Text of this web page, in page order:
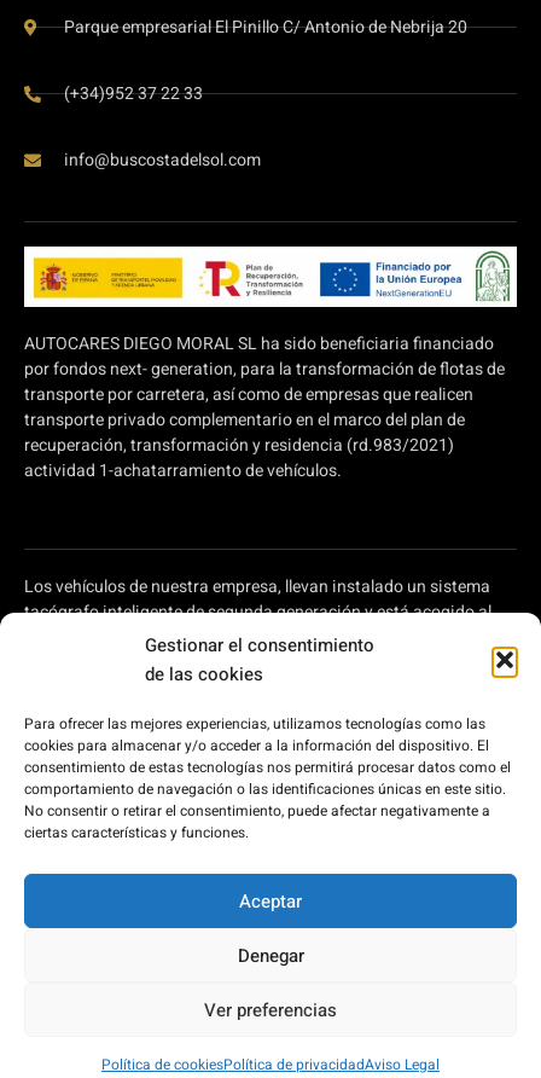
Gestionar el consentimiento
de las cookies
Para ofrecer las mejores experiencias, utilizamos tecnologías como las
cookies para almacenar y/o acceder a la información del dispositivo. El
consentimiento de estas tecnologías nos permitirá procesar datos como el
comportamiento de navegación o las identificaciones únicas en este sitio.
No consentir o retirar el consentimiento, puede afectar negativamente a
ciertas características y funciones.
Aceptar
Denegar
Ver preferencias
Política de cookiesPolítica de privacidadAviso Legal
Parque empresarial El Pinillo C/ Antonio de Nebrija 20
(+34)952 37 22 33
info@buscostadelsol.com
AUTOCARES DIEGO MORAL SL ha sido beneficiaria financiado
por fondos next- generation, para la transformación de flotas de
transporte por carretera, así como de empresas que realicen
transporte privado complementario en el marco del plan de
recuperación, transformación y residencia (rd.983/2021)
actividad 1-achatarramiento de vehículos.
Los vehículos de nuestra empresa, llevan instalado un sistema
tacógrafo inteligente de segunda generación y está acogido al
plan de ayudas a autónomos y pymes para modernizar el
transporte por carretera, regulado en el Real Decreto 902/2022,
de 25 de octubre, por el que se aprueba la concesión directa, a las
comunidades autónomas y a las ciudades de Ceuta y Melilla, de
ayudas para la modernización de empresas privadas de
transporte de viajeros prestadoras de servicios de transporte por
carretera y de empresas privadas que intervienen en el transporte
de mercancías por carretera, en el marco del Plan de
Recuperación, Transformación y Resiliencia, financiado por la
Desarrollado por: